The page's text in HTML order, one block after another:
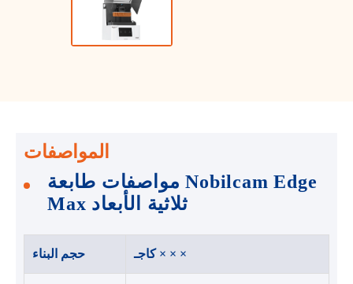
المواصفات
مواصفات طابعة Nobilcam Edge
Max ثلاثية الأبعاد
حجم البناء كاجـ × × ×